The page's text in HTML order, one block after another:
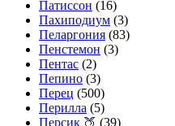
Патиссон (16)
Пахиподиум (3)
Пеларгония (83)
Пенстемон (3)
Пентас (2)
Пепино (3)
Перец (500)
Перилла (5)
Персик 🍑 (39)